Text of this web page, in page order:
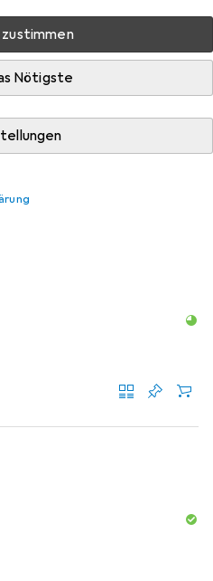
Nötigste
zum Produkt Confetti
Nassreiniger
Waschmittel +
Reinigungsmittel